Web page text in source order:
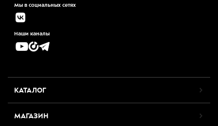
Мы в социальных сетях
Наши каналы
КАТАЛОГ
МАГАЗИН